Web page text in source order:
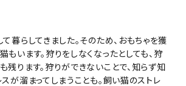
暮らしてきました。そのため、おもちゃを獲
います。狩りをしなくなったとしても、狩
ります。狩りができないことで、知らず知
が溜まってしまうことも。飼い猫のストレ